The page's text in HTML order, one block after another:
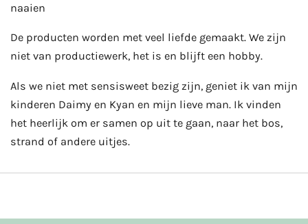
naaien
De producten worden met veel liefde gemaakt. We zijn
niet van productiewerk, het is en blijft een hobby.
Als we niet met sensisweet bezig zijn, geniet ik van mijn
kinderen Daimy en Kyan en mijn lieve man. Ik vinden
het heerlijk om er samen op uit te gaan, naar het bos,
strand of andere uitjes.